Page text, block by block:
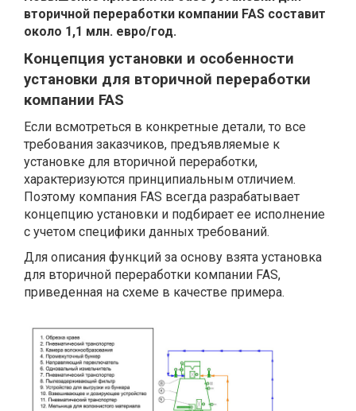
вторичной переработки компании FAS составит
около 1,1 млн. евро/год.
Концепция установки и особенности
установки для вторичной переработки
компании FAS
Если всмотреться в конкретные детали, то все
требования заказчиков, предъявляемые к
установке для вторичной переработки,
характеризуются принципиальным отличием.
Поэтому компания FAS всегда разрабатывает
концепцию установки и подбирает ее исполнение
с учетом специфики данных требований.
Для описания функций за основу взята установка
для вторичной переработки компании FAS,
приведенная на схеме в качестве примера.